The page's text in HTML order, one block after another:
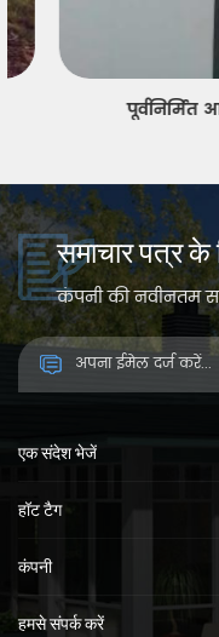
पूर्वनिर्मित
समाचार पत्र
कंपनी की नवीनतम
एक संदेश भेजें
हॉट टैग
कंपनी
हमसे संपर्क करें